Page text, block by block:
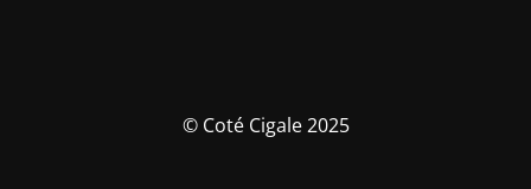
© Coté Cigale 2025